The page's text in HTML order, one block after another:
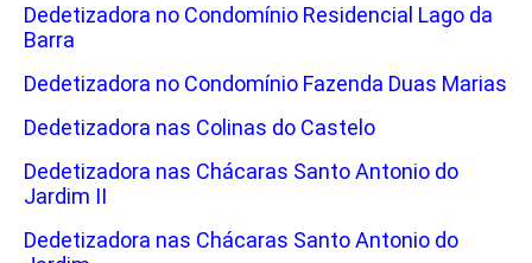
Dedetizadora no Condomínio Residencial Lago da
Barra
Dedetizadora no Condomínio Fazenda Duas Marias
Dedetizadora nas Colinas do Castelo
Dedetizadora nas Chácaras Santo Antonio do
Jardim II
Dedetizadora nas Chácaras Santo Antonio do